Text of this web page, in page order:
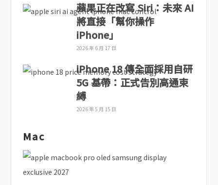
蘋果正在改寫 Siri：未來 AI
將直接「幫你操作
iPhone」
2026 年 6 月 17 日
iPhone 18 傳全面採用自研
5G 基帶：正式告別高通束
縛
2026 年 5 月 15 日
Mac